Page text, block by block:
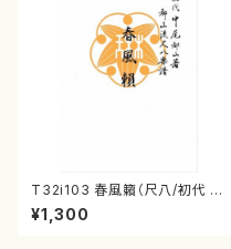
T32i103 春風籟（尺八/初代 石
垣征山/尺八/都山式譜）都山流
公刊楽譜曲番:552
¥1,300